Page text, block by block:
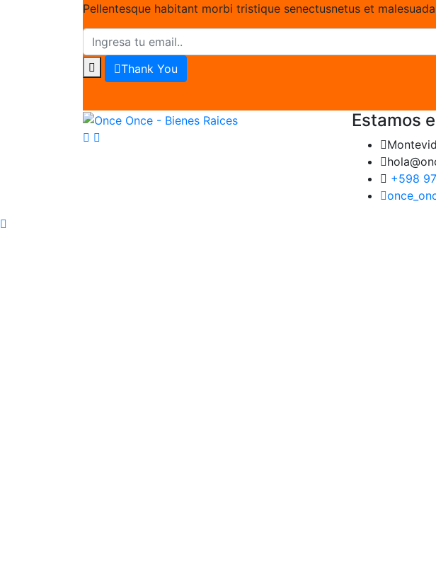
Pellentesque habitant morbi tristique senectusnetus et
Thank You
Estamos
+598